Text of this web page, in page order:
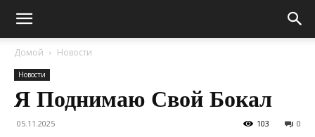
Домой Новости
Новости
Я Поднимаю Свой Бокал
05.11.2025 0
103